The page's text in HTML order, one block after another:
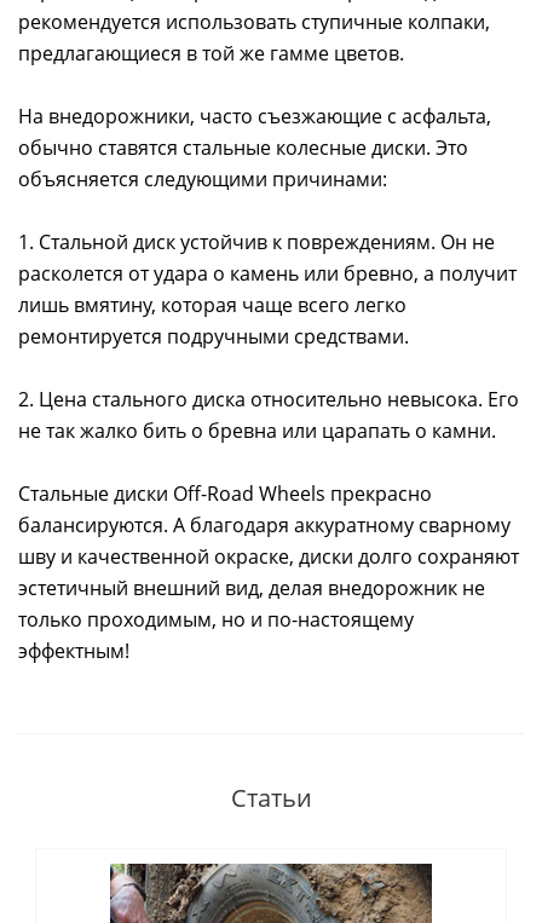
рекомендуется использовать ступичные колпаки,
предлагающиеся в той же гамме цветов.
На внедорожники, часто съезжающие с асфальта,
обычно ставятся стальные колесные диски. Это
объясняется следующими причинами:
1. Стальной диск устойчив к повреждениям. Он не
расколется от удара о камень или бревно, а получит
лишь вмятину, которая чаще всего легко
ремонтируется подручными средствами.
2. Цена стального диска относительно невысока. Его
не так жалко бить о бревна или царапать о камни.
Стальные диски Off-Road Wheels прекрасно
балансируются. А благодаря аккуратному сварному
шву и качественной окраске, диски долго сохраняют
эстетичный внешний вид, делая внедорожник не
только проходимым, но и по-настоящему
эффектным!
Статьи